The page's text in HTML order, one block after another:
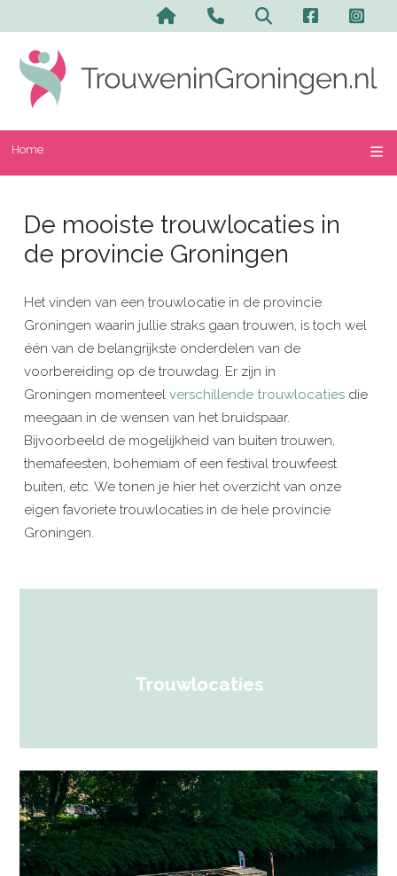
Home
De mooiste trouwlocaties in
de provincie Groningen
Het vinden van een trouwlocatie in de provincie
Groningen waarin jullie straks gaan trouwen, is toch wel
één van de belangrijkste onderdelen van de
voorbereiding op de trouwdag. Er zijn in
Groningen momenteel verschillende trouwlocatiesdie
meegaan in de wensen van het bruidspaar.
Bijvoorbeeld de mogelijkheid van buiten trouwen,
themafeesten, bohemiam of een festival trouwfeest
buiten, etc. We tonen je hier het overzicht van onze
eigen favoriete trouwlocaties in de hele provincie
Groningen.
Trouwlocaties